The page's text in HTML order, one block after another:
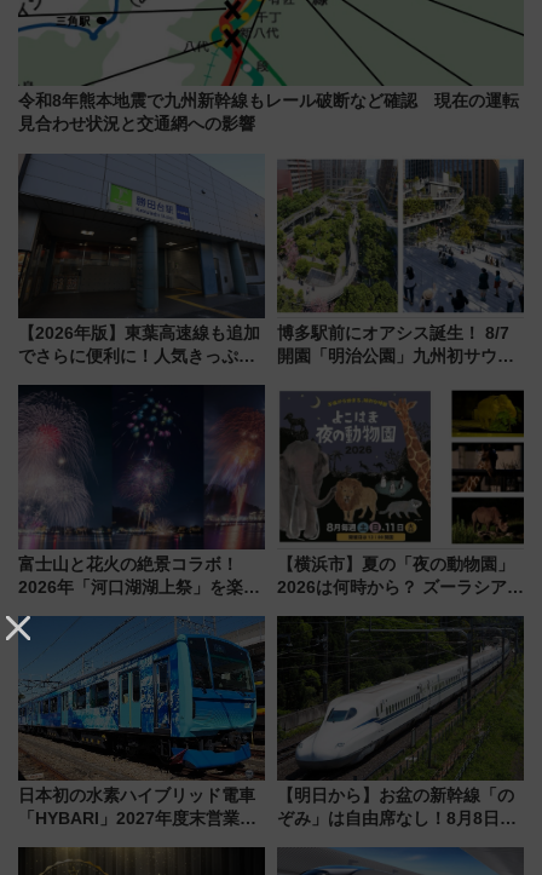
令和8年熊本地震で九州新幹線もレール破断など確認 現在の運転
見合わせ状況と交通網への影響
【2026年版】東葉高速線も追加
でさらに便利に！人気きっぷ
今年も発売 秋・早春に千葉県を
巡るなら使い勝手・コスパ抜群
博多駅前にオアシス誕生！ 8/7
開園「明治公園」九州初サウナ
品グルメ登場で駅前の過ごし方
はどう変わる？
富士山と花火の絶景コラボ！
2026年「河口湖湖上祭」を楽し
ススメ
【横浜市】夏の「夜の動物園」
2026は何時から？ ズーラシア・
見どころ、限定イベントを徹底
解説！
日本初の水素ハイブリッド電車
「HYBARI」2027年度末営業運
で水素利活用が加速
【明日から】お盆の新幹線「の
ぞみ」は自由席なし！8月8日午
せば空きが見つかることも 混